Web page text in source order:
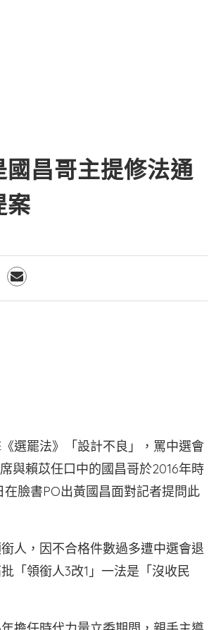
昌哥主提修法通
選罷法》「設計不良」，罵中選會
與賴苡任口中的國昌哥於2016年時
臉書PO出黃國昌面對記者提問此
人，因不合格件數過多遭中選會退
「領銜人3改1」一法是「沒收民